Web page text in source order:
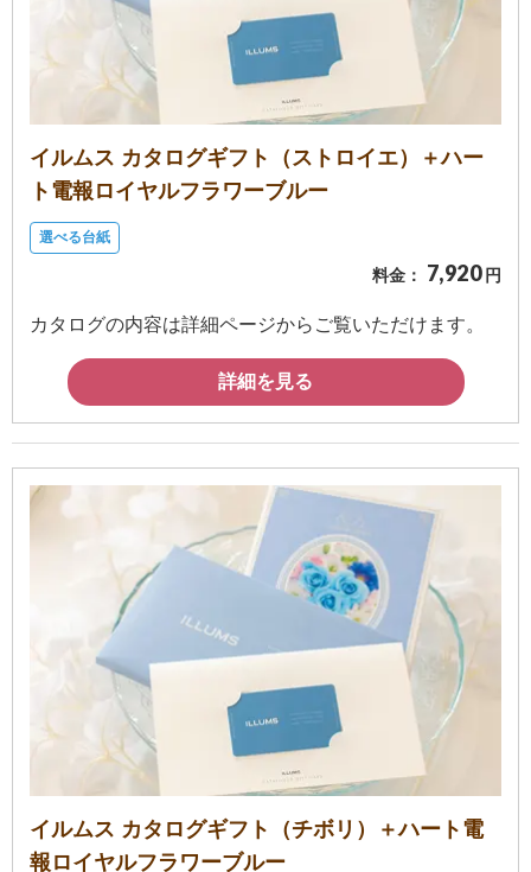
イルムス カタログギフト（ストロイエ）＋ハー
ト電報ロイヤルフラワーブルー
選べる台紙
料金： 7,920 円
カタログの内容は詳細ページからご覧いただけます。
詳細を見る
イルムス カタログギフト（チボリ）＋ハート電
報ロイヤルフラワーブルー